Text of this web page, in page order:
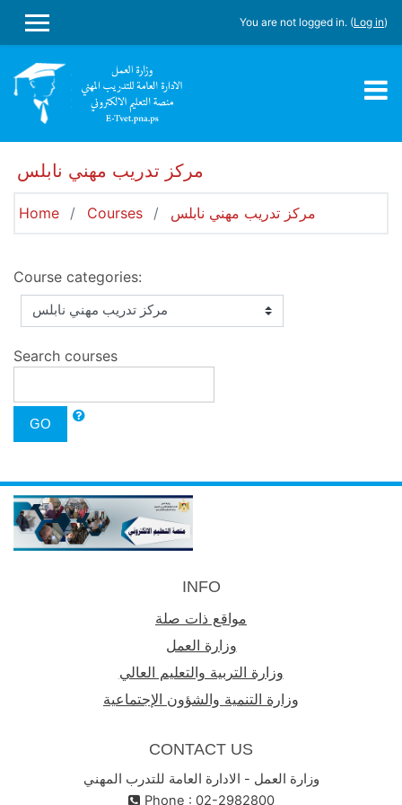
SIDE PANEL
You are not logged in. (Log in)
مركز تدريب مهني نابلس
Home Courses مركز تدريب مهني نابلس
Course categories:
Search courses
GO
INFO
مواقع ذات صلة
وزارة العمل
وزارة التربية والتعليم العالي
وزارة التنمية والشؤون الإجتماعية
CONTACT US
وزارة العمل - الادارة العامة للتدرب المهني
Phone : 02-2982800